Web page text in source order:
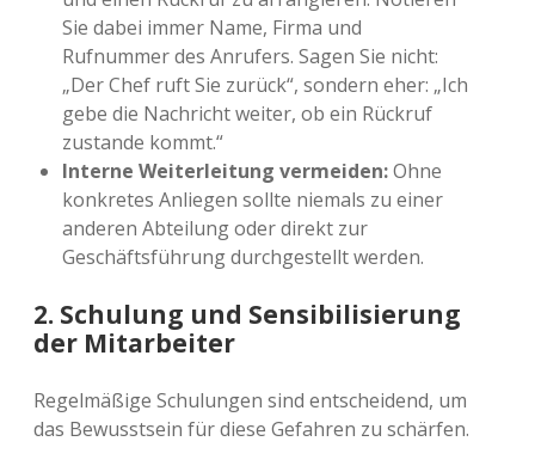
Sie dabei immer Name, Firma und
Rufnummer des Anrufers. Sagen Sie nicht:
„Der Chef ruft Sie zurück“, sondern eher: „Ich
gebe die Nachricht weiter, ob ein Rückruf
zustande kommt.“
Interne Weiterleitung vermeiden:Ohne
konkretes Anliegen sollte niemals zu einer
anderen Abteilung oder direkt zur
Geschäftsführung durchgestellt werden.
2. Schulung und Sensibilisierung
der Mitarbeiter
Regelmäßige Schulungen sind entscheidend, um
das Bewusstsein für diese Gefahren zu schärfen.